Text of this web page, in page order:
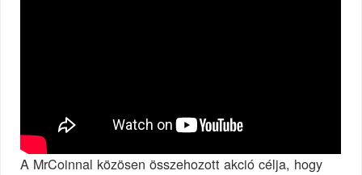
A MrCoinnal közösen összehozott akció célja, hogy